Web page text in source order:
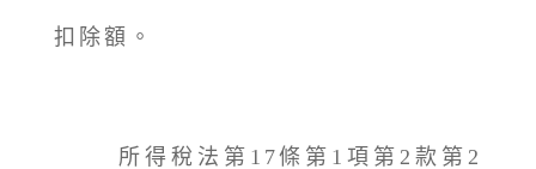
扣除額。
所得稅法第17條第1項第2款第2